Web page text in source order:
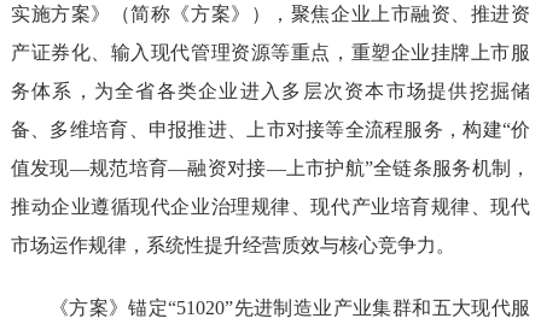
实施方案》（简称《方案》），聚焦企业上市融资、推进资
产证券化、输入现代管理资源等重点，重塑企业挂牌上市服
务体系，为全省各类企业进入多层次资本市场提供挖掘储
备、多维培育、申报推进、上市对接等全流程服务，构建“价
值发现—规范培育—融资对接—上市护航”全链条服务机制，
推动企业遵循现代企业治理规律、现代产业培育规律、现代
市场运作规律，系统性提升经营质效与核心竞争力。
《方案》锚定“51020”先进制造业产业集群和五大现代服